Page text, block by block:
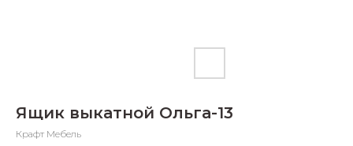
Ящик выкатной Ольга-13
Крафт Мебель
выбранный способом
Оставшиеся